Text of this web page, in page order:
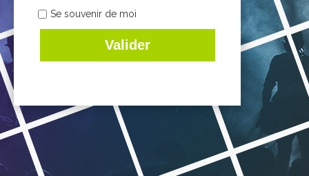
Se souvenir de moi